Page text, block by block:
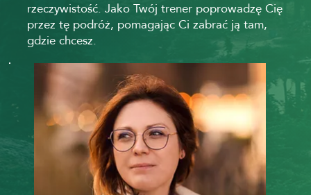
rzeczywistość. Jako Twój trener poprowadzę Cię
przez tę podróż, pomagając Ci zabrać ją tam,
gdzie chcesz.